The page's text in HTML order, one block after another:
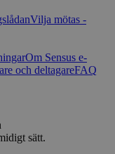
Vilja mötas -
Om Sensus e-
och deltagareFAQ
sätt.